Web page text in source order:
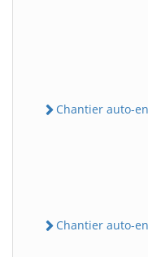
Chantier auto-
Chantier auto-